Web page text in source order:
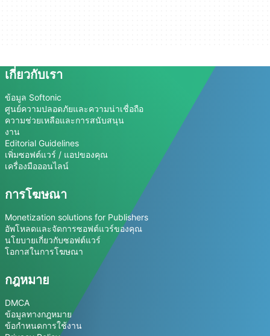
เกี่ยวกับเรา
ข้อมูล Softonic
ศูนย์ความปลอดภัยและความน่าเชื่อถือ
ความช่วยเหลือและการสนับสนุน
งาน
Editorial Guidelines
เพิ่มซอฟต์แวร์ / แอปของคุณ
เครื่องมือออนไลน์
การโฆษณา
Monetization solutions for Publishers
อัพโหลดและจัดการซอฟต์แวร์ของคุณ
นโยบายเกี่ยวกับซอฟต์แวร์
โอกาสในการโฆษณา
กฎหมาย
DMCA
ข้อมูลทางกฎหมาย
ข้อกำหนดการใช้งาน